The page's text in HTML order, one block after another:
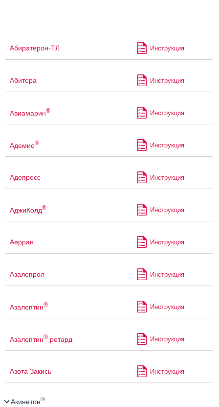
Абиратерон-ТЛ Инструкция
Абитера Инструкция
Авиамарин® Инструкция
Адемио® Инструкция
Адепресс Инструкция
АджиКолд® Инструкция
Аерран Инструкция
Азалепрол Инструкция
Азалептин® Инструкция
Азалептин® ретард Инструкция
Азота Закись Инструкция
Акинетон®